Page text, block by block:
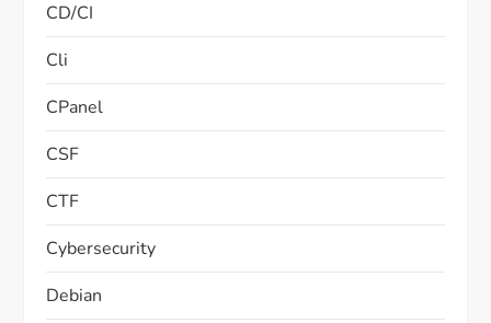
CD/CI
Cli
CPanel
CSF
CTF
Cybersecurity
Debian